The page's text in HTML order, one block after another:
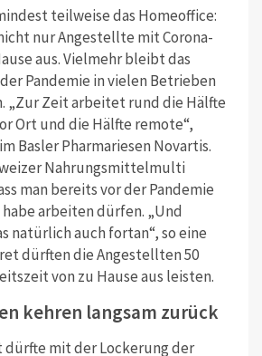
teilweise das Homeoffice:
nur Angestellte mit Corona-
aus. Vielmehr bleibt das
Pandemie in vielen Betrieben
„Zur Zeit arbeitet rund die Hälfte
Ort und die Hälfte remote“,
Basler Pharmariesen Novartis.
Nahrungsmittelmulti
man bereits vor der Pandemie
habe arbeiten dürfen. „Und
natürlich auch fortan“, so eine
dürften die Angestellten 50
von zu Hause aus leisten.
kehren langsam zurück
dürfte mit der Lockerung der